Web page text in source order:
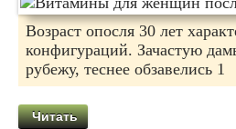
Возраст опосля 30 лет
конфигураций. Зачастую
рубежу, теснее обзавелись 1
Читать